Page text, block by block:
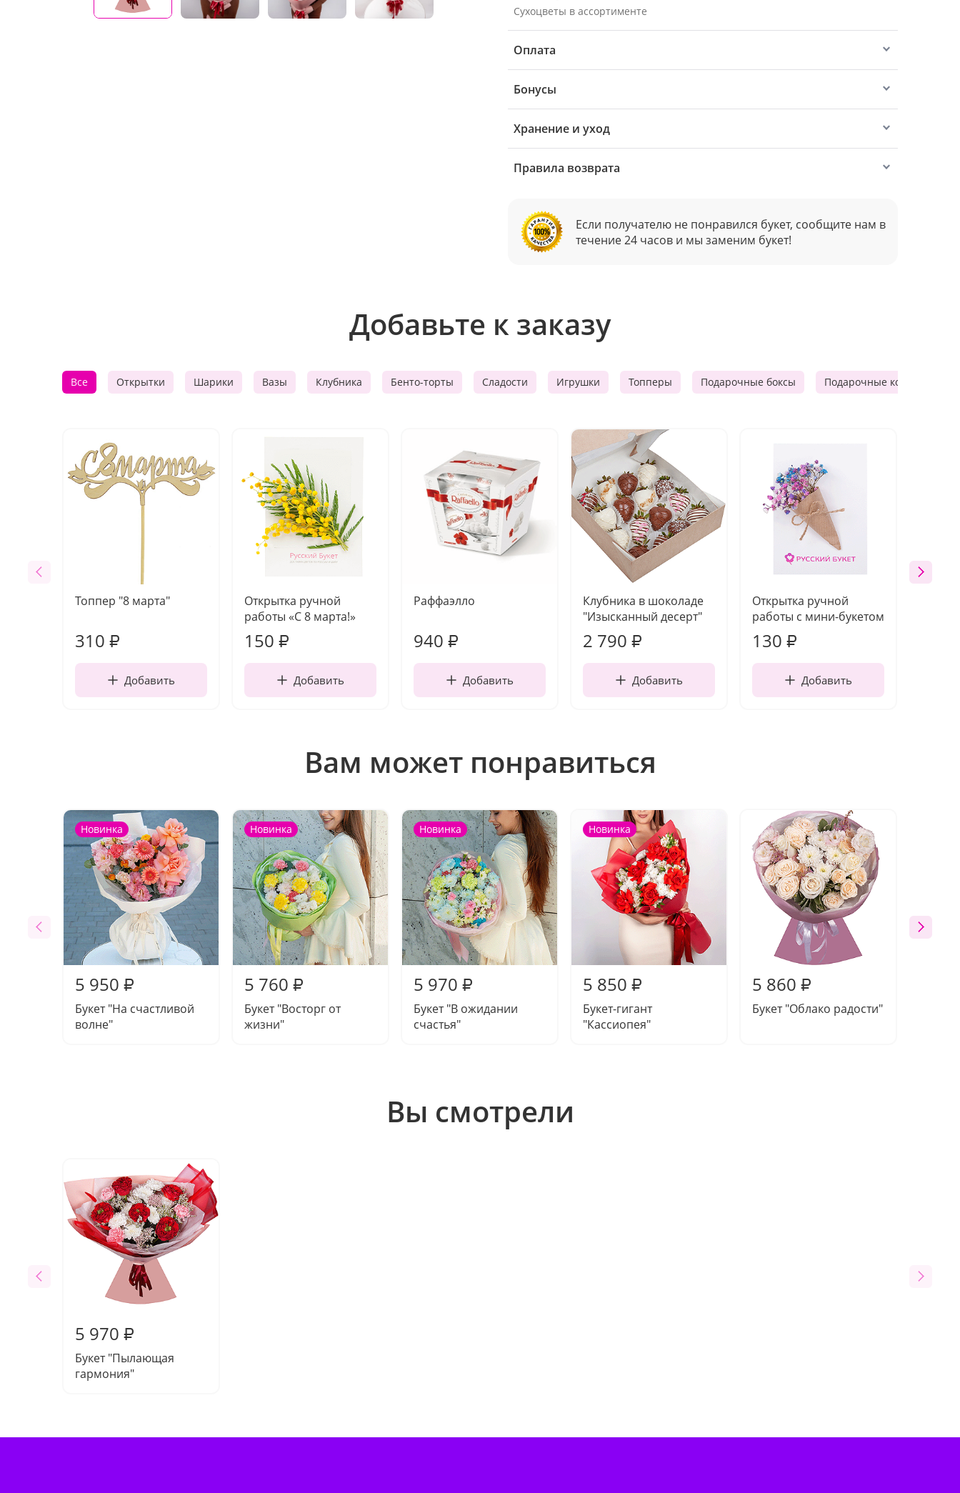
Сухоцветы в ассортименте
Оплата
Бонусы
Хранение и уход
Правила возврата
Если получателю не понравился букет, сообщите нам в
течение 24 часов и мы заменим букет!
Добавьте к заказу
Все Открытки Шарики Вазы Клубника Бенто-торты Сладости Игрушки Топперы Подарочные боксы Подарочные корзины
Топпер "8 марта"
310 ₽
Добавить
Открытка ручной
работы «С 8 марта!»
150 ₽
Добавить
Раффаэлло
940 ₽
Добавить
Клубника в шоколаде
"Изысканный десерт"
2 790 ₽
Добавить
Открытка ручной
работы с мини-букетом
130 ₽
Добавить
Вам может понравиться
Новинка
5 950 ₽
Букет "На счастливой
волне"
Новинка
5 760 ₽
Букет "Восторг от
жизни"
Новинка
5 970 ₽
Букет "В ожидании
счастья"
Новинка
5 850 ₽
Букет-гигант
"Кассиопея"
5 860 ₽
Букет "Облако радости"
Вы смотрели
5 970 ₽
Букет "Пылающая
гармония"